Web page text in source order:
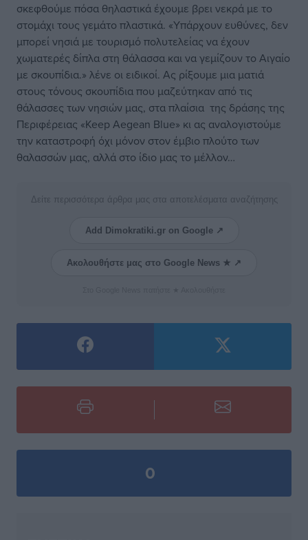
σκεφθούμε πόσα θηλαστικά έχουμε βρει νεκρά με το
στομάχι τους γεμάτο πλαστικά. «Υπάρχουν ευθύνες, δεν
μπορεί νησιά με τουρισμό πολυτελείας να έχουν
χωματερές δίπλα στη θάλασσα και να γεμίζουν το Αιγαίο
με σκουπίδια.» λένε οι ειδικοί. Ας ρίξουμε μια ματιά
στους τόνους σκουπίδια που μαζεύτηκαν από τις
θάλασσες των νησιών μας, στα πλαίσια της δράσης της
Περιφέρειας «Keep Aegean Blue» κι ας αναλογιστούμε
την καταστροφή όχι μόνον στον έμβιο πλούτο των
θαλασσών μας, αλλά στο ίδιο μας το μέλλον…
Δείτε περισσότερα άρθρα μας στα αποτελέσματα αναζήτησης
Add Dimokratiki.gr on Google ↗
Ακολουθήστε μας στο Google News ★ ↗
0